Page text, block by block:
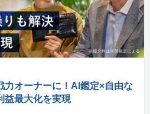
力オーナーに！AI鑑定×自由な
益最大化を実現